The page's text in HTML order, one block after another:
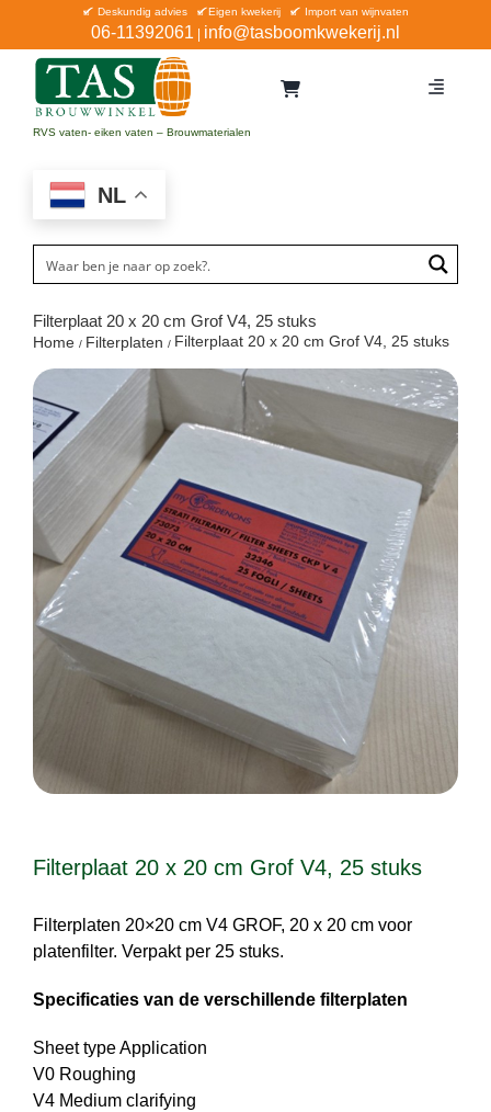
inhoud
06-11392061 info@tasboomkwekerij.nl
Deskundig advies Eigen kwekerij Import van wijnvaten
Toggle
Home
Catalogus
Aanbiedingen
Winkel Waddinxveen
Service
RVS vaten- eiken vaten – Brouwmaterialen
NL
Filterplaat 20 x 20 cm Grof V4, 25 stuks
Home Filterplaten Filterplaat 20 x 20 cm Grof V4, 25 stuks
Filterplaat 20 x 20 cm Grof V4, 25 stuks
Filterplaten 20×20 cm V4 GROF, 20 x 20 cm voor
platenfilter. Verpakt per 25 stuks.
Specificaties van de verschillende filterplaten
Sheet type Application
V0 Roughing
V4 Medium clarifying